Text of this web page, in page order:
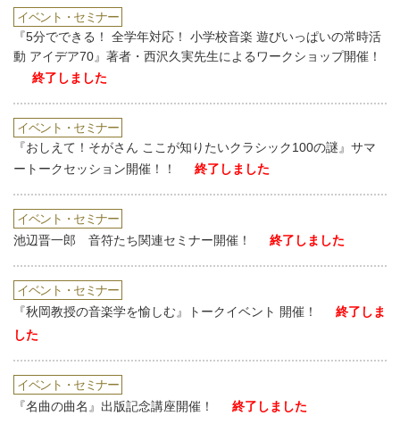
イベント・セミナー
『5分でできる！ 全学年対応！ 小学校音楽 遊びいっぱいの常時活
動 アイデア70』著者・西沢久実先生によるワークショップ開催！
終了しました
イベント・セミナー
『おしえて！そがさん ここが知りたいクラシック100の謎』サマ
ートークセッション開催！！
終了しました
イベント・セミナー
池辺晋一郎 音符たち関連セミナー開催！
終了しました
イベント・セミナー
『秋岡教授の音楽学を愉しむ』トークイベント 開催！
終了しま
した
イベント・セミナー
『名曲の曲名』出版記念講座開催！
終了しました